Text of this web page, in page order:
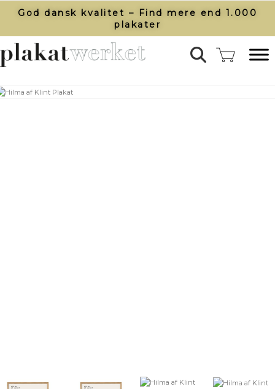
God dansk kvalitet – Find mere end 1.000
plakater​